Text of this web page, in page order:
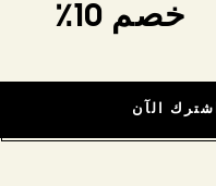
خصم 10٪
اشترك الآن